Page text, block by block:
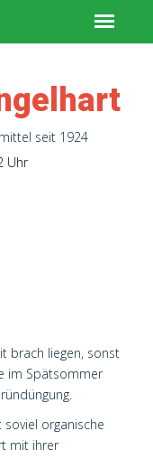
seit 1924
Uhr
brach liegen, sonst
im Spätsommer
organische
mit ihrer